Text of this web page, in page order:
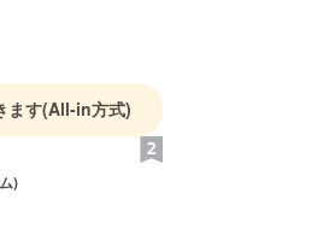
ます(All-in方式)
)